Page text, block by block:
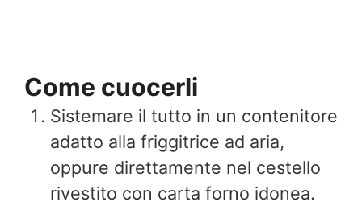
Come cuocerli
Sistemare il tutto in un contenitore
adatto alla friggitrice ad aria,
oppure direttamente nel cestello
rivestito con carta forno idonea.